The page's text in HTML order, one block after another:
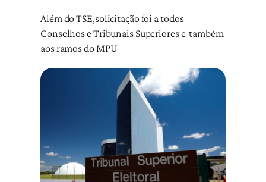
Além do TSE,solicitação foi a todos
Conselhos e Tribunais Superiores e também
aos ramos do MPU